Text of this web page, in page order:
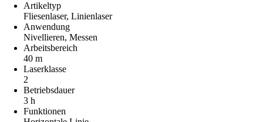
Artikeltyp
Fliesenlaser, Linienlaser
Anwendung
Nivellieren, Messen
Arbeitsbereich
40 m
Laserklasse
2
Betriebsdauer
3 h
Funktionen